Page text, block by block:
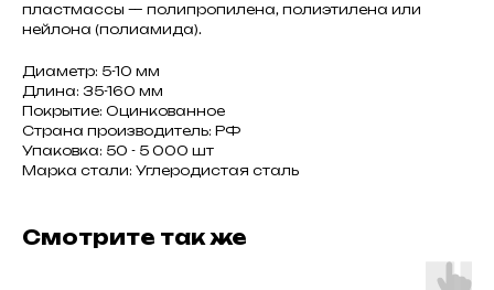
пластмассы — полипропилена, полиэтилена или
нейлона (полиамида).
Диаметр: 5-10 мм
Длина: 35-160 мм
Покрытие: Оцинкованное
Страна производитель: РФ
Упаковка: 50 - 5 000 шт
Марка стали: Углеродистая сталь
Смотрите так же